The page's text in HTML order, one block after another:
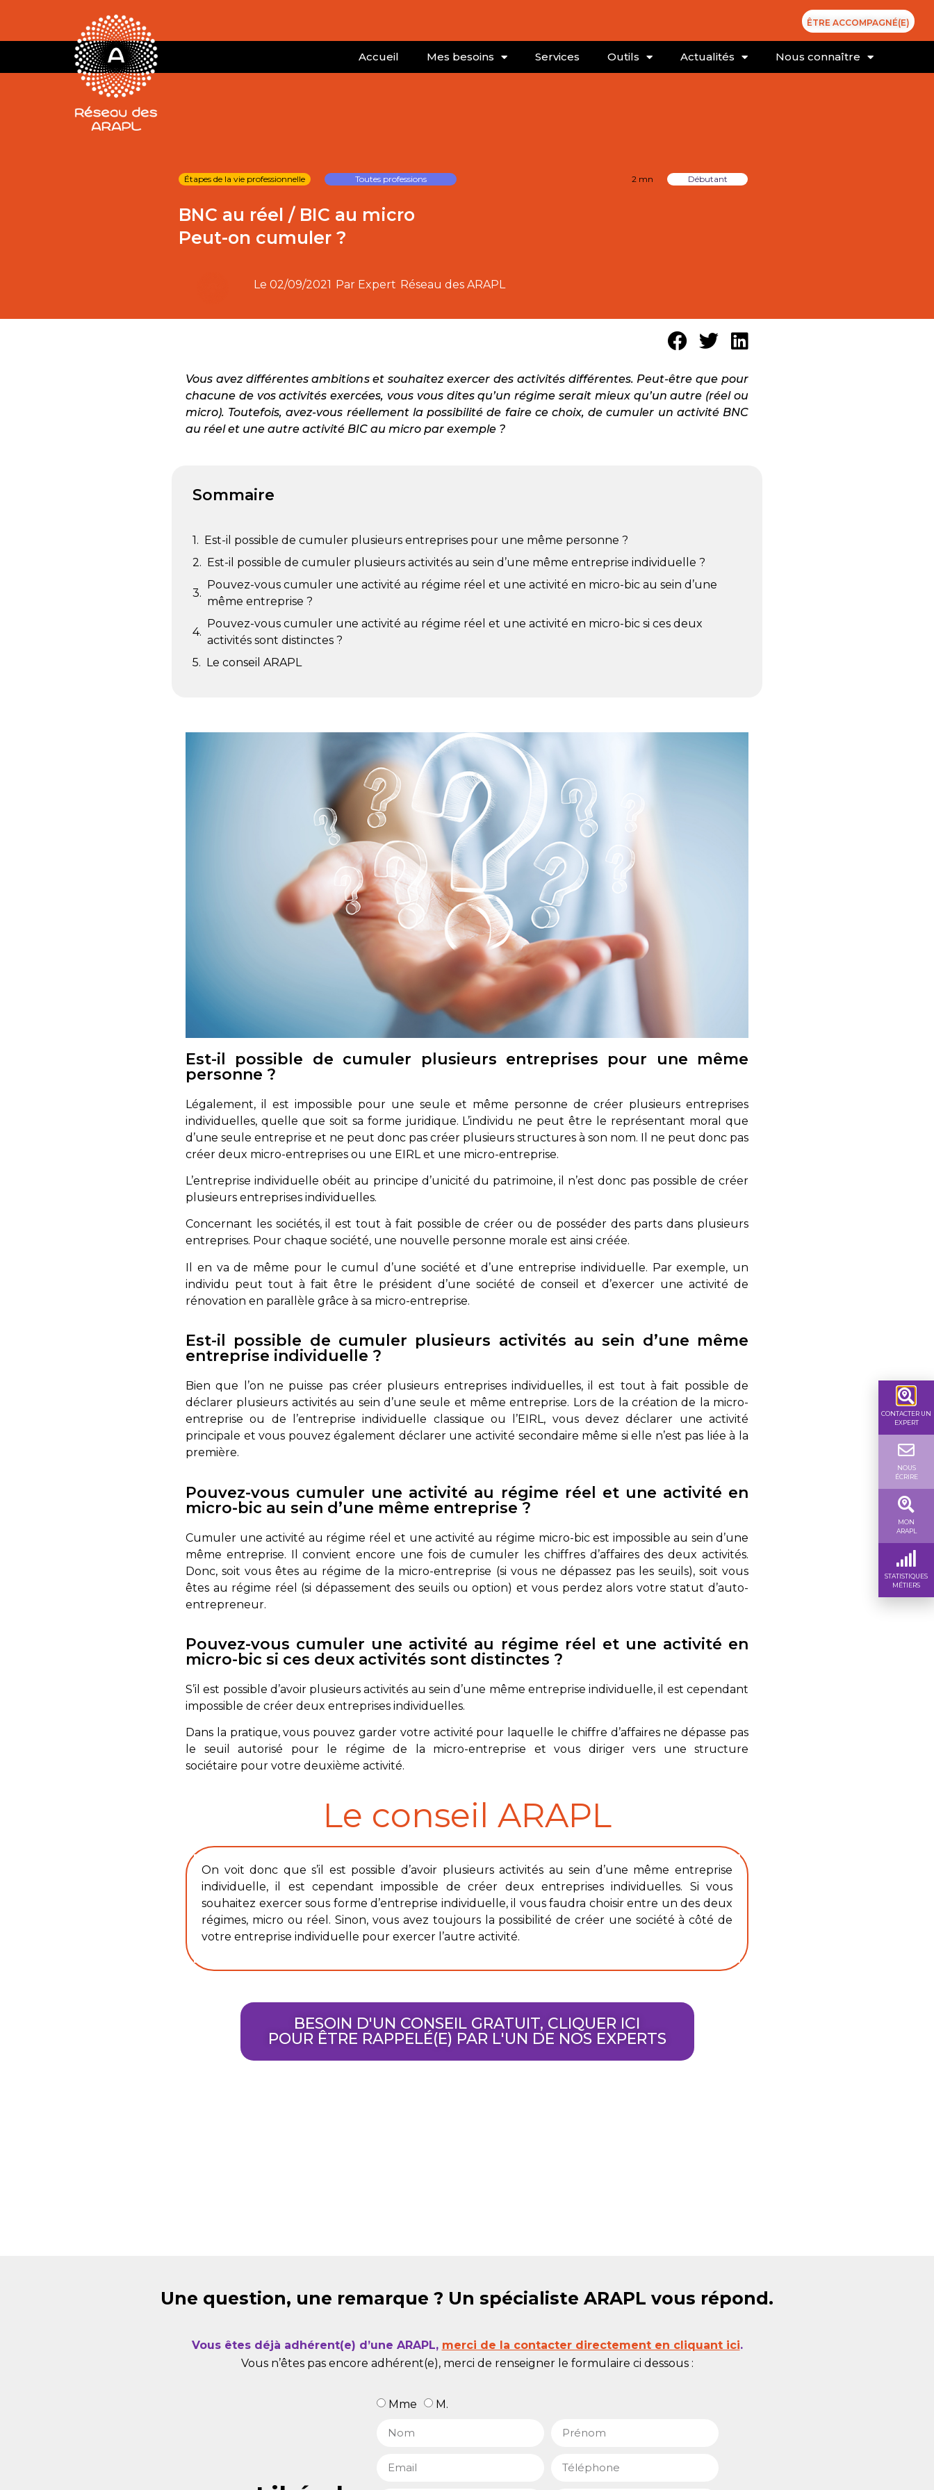
ÊTRE ACCOMPAGNÉ(E)
Accueil Mes besoins Services Outils Actualités Nous connaître
Étapes de la vie professionnelle Toutes professions 2 mn Débutant
BNC au réel / BIC au micro
Peut-on cumuler ?
Le 02/09/2021 Par Expert Réseau des ARAPL
Vous avez différentes ambitions et souhaitez exercer des activités différentes. Peut-être que pour
chacune de vos activités exercées, vous vous dites qu’un régime serait mieux qu’un autre (réel ou
micro). Toutefois, avez-vous réellement la possibilité de faire ce choix, de cumuler un activité BNC
au réel et une autre activité BIC au micro par exemple ?
Sommaire
Est-il possible de cumuler plusieurs entreprises pour une même personne ?
Est-il possible de cumuler plusieurs activités au sein d’une même entreprise individuelle ?
Pouvez-vous cumuler une activité au régime réel et une activité en micro-bic au sein d’une
même entreprise ?
Pouvez-vous cumuler une activité au régime réel et une activité en micro-bic si ces deux
activités sont distinctes ?
Le conseil ARAPL
Est-il possible de cumuler plusieurs entreprises pour une même
personne ?
Légalement, il est impossible pour une seule et même personne de créer plusieurs entreprises
individuelles, quelle que soit sa forme juridique. L’individu ne peut être le représentant moral que
d’une seule entreprise et ne peut donc pas créer plusieurs structures à son nom. Il ne peut donc pas
créer deux micro-entreprises ou une EIRL et une micro-entreprise.
L’entreprise individuelle obéit au principe d’unicité du patrimoine, il n’est donc pas possible de créer
plusieurs entreprises individuelles.
Concernant les sociétés, il est tout à fait possible de créer ou de posséder des parts dans plusieurs
entreprises. Pour chaque société, une nouvelle personne morale est ainsi créée.
Il en va de même pour le cumul d’une société et d’une entreprise individuelle. Par exemple, un
individu peut tout à fait être le président d’une société de conseil et d’exercer une activité de
rénovation en parallèle grâce à sa micro-entreprise.
Est-il possible de cumuler plusieurs activités au sein d’une même
entreprise individuelle ?
Bien que l’on ne puisse pas créer plusieurs entreprises individuelles, il est tout à fait possible de
déclarer plusieurs activités au sein d’une seule et même entreprise. Lors de la création de la micro-
entreprise ou de l’entreprise individuelle classique ou l’EIRL, vous devez déclarer une activité
principale et vous pouvez également déclarer une activité secondaire même si elle n’est pas liée à la
première.
Pouvez-vous cumuler une activité au régime réel et une activité en
micro-bic au sein d’une même entreprise ?
Cumuler une activité au régime réel et une activité au régime micro-bic est impossible au sein d’une
même entreprise. Il convient encore une fois de cumuler les chiffres d’affaires des deux activités.
Donc, soit vous êtes au régime de la micro-entreprise (si vous ne dépassez pas les seuils), soit vous
êtes au régime réel (si dépassement des seuils ou option) et vous perdez alors votre statut d’auto-
entrepreneur.
Pouvez-vous cumuler une activité au régime réel et une activité en
micro-bic si ces deux activités sont distinctes ?
S’il est possible d’avoir plusieurs activités au sein d’une même entreprise individuelle, il est cependant
impossible de créer deux entreprises individuelles.
Dans la pratique, vous pouvez garder votre activité pour laquelle le chiffre d’affaires ne dépasse pas
le seuil autorisé pour le régime de la micro-entreprise et vous diriger vers une structure
sociétaire pour votre deuxième activité.
Le conseil ARAPL
On voit donc que s’il est possible d’avoir plusieurs activités au sein d’une même entreprise
individuelle, il est cependant impossible de créer deux entreprises individuelles. Si vous
souhaitez exercer sous forme d’entreprise individuelle, il vous faudra choisir entre un des deux
régimes, micro ou réel. Sinon, vous avez toujours la possibilité de créer une société à côté de
votre entreprise individuelle pour exercer l’autre activité.
BESOIN D'UN CONSEIL GRATUIT, CLIQUER ICI
POUR ÊTRE RAPPELÉ(E) PAR L'UN DE NOS EXPERTS
Une question, une remarque ? Un spécialiste ARAPL vous répond.
Vous êtes déjà adhérent(e) d’une ARAPL, merci de la contacter directement en cliquant ici.
Vous n’êtes pas encore adhérent(e), merci de renseigner le formulaire ci dessous :
Mme M.
CONTACTER UN
EXPERT
NOUS
ÉCRIRE
MON
ARAPL
STATISTIQUES
MÉTIERS